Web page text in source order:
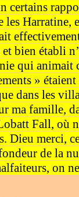
certains
Harratine,
bien établi
qui animait
»
dans les
ma famille,
Fall, où
Dieu merci,
de la
on